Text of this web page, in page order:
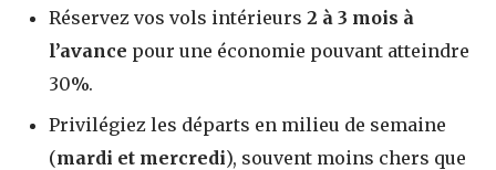
Réservez vos vols intérieurs 2 à 3 mois à
l’avance pour une économie pouvant atteindre
30%.
Privilégiez les départs en milieu de semaine
(mardi et mercredi), souvent moins chers que